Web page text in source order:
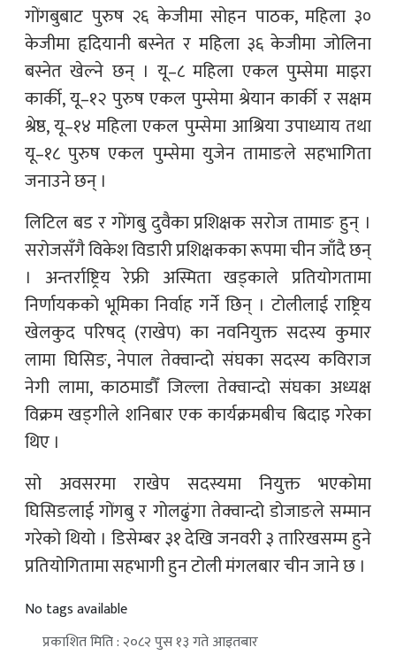
गोंगबुबाट पुरुष २६ केजीमा सोहन पाठक, महिला ३०
केजीमा हृदियानी बस्नेत र महिला ३६ केजीमा जोलिना
बस्नेत खेल्ने छन् । यू–८ महिला एकल पुम्सेमा माइरा
कार्की, यू–१२ पुरुष एकल पुम्सेमा श्रेयान कार्की र सक्षम
श्रेष्ठ, यू–१४ महिला एकल पुम्सेमा आश्रिया उपाध्याय तथा
यू–१८ पुरुष एकल पुम्सेमा युजेन तामाङले सहभागिता
जनाउने छन् ।
लिटिल बड र गोंगबु दुवैका प्रशिक्षक सरोज तामाङ हुन् ।
सरोजसँगै विकेश विडारी प्रशिक्षकका रूपमा चीन जाँदै छन्
। अन्तर्राष्ट्रिय रेफ्री अस्मिता खड्काले प्रतियोगतामा
निर्णायकको भूमिका निर्वाह गर्ने छिन् । टोलीलाई राष्ट्रिय
खेलकुद परिषद् (राखेप) का नवनियुक्त सदस्य कुमार
लामा घिसिङ, नेपाल तेक्वान्दो संघका सदस्य कविराज
नेगी लामा, काठमाडौँ जिल्ला तेक्वान्दो संघका अध्यक्ष
विक्रम खड्गीले शनिबार एक कार्यक्रमबीच बिदाइ गरेका
थिए ।
सो अवसरमा राखेप सदस्यमा नियुक्त भएकोमा
घिसिङलाई गोंगबु र गोलढुंगा तेक्वान्दो डोजाङले सम्मान
गरेको थियो । डिसेम्बर ३१ देखि जनवरी ३ तारिखसम्म हुने
प्रतियोगितामा सहभागी हुन टोली मंगलबार चीन जाने छ ।
No tags available
प्रकाशित मिति : २०८२ पुस १३ गते आइतबार